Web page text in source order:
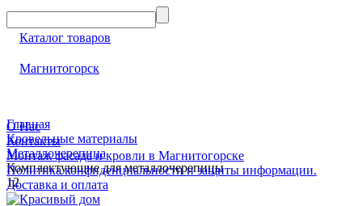
Каталог товаров
Магнитогорск
О Нас
Контакты
Монтаж фасада и кровли в Магнитогорске
Политика конфиденциальности и защиты информации.
Доставка и оплата
Главная
Кровельные материалы
Металлочерепица
Комплектующие для металлочерепицы
12